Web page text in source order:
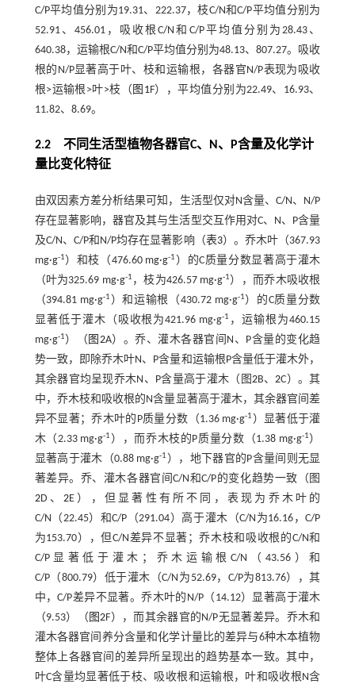
C/P平均值分别为19.31、222.37，枝C/N和C/P平均值分别为
52.91、456.01，吸收根C/N和C/P平均值分别为28.43、
640.38，运输根C/N和C/P平均值分别为48.13、807.27。吸收
根的N/P显著高于叶、枝和运输根，各器官N/P表现为吸收
根>运输根>叶>枝（ 图1F），平均值分别为22.49、16.93、
11.82、8.69。
2.2不同生活型植物各器官C、 N、 P含量及化学计
量比变化特征
由双因素方差分析结果可知，生活型仅对N含量、C/N、N/P
存在显著影响，器官及其与生活型交互作用对C、N、P含量
及C/N、C/P和N/P均存在显著影响（表3）。乔木叶（367.93
mg·g-1 ）和枝（476.60 mg·g-1 ）的C质量分数显著高于灌木
（叶为325.69 mg·g-1 ，枝为426.57 mg·g-1 ），而乔木吸收根
（394.81 mg·g-1 ）和运输根（430.72 mg·g-1 ）的C质量分数
显著低于灌木（吸收根为421.96 mg·g-1 ，运输根为460.15
mg·g-1 ）（ 图2A）。乔、灌木各器官间N、P含量的变化趋
势一致，即除乔木叶N、P含量和运输根P含量低于灌木外，
其余器官均呈现乔木N、P含量高于灌木（图2B、2C）。其
中，乔木枝和吸收根的N含量显著高于灌木，其余器官间差
异不显著；乔木叶的P质量分数（1.36 mg·g-1 ）显著低于灌
木（2.33 mg·g-1 ），而乔木枝的P质量分数（1.38 mg·g-1 ）
显著高于灌木（0.88 mg·g-1 ），地下器官的P含量间则无显
著差异。乔、灌木各器官间C/N和C/P的变化趋势一致（图
2D、2E），但显著性有所不同，表现为乔木叶的
C/N（22.45）和C/P（291.04）高于灌木（C/N为16.16，C/P
为153.70），但C/N差异不显著；乔木枝和吸收根的C/N和
C/P显著低于灌木；乔木运输根C/N（43.56）和
C/P（800.79）低于灌木（C/N为52.69，C/P为813.76），其
中，C/P差异不显著。乔木叶的N/P（14.12）显著高于灌木
（9.53）（ 图2F），而其余器官的N/P无显著差异。乔木和
灌木各器官间养分含量和化学计量比的差异与6种木本植物
整体上各器官间的差异所呈现出的趋势基本一致。其中，
叶C含量均显著低于枝、吸收根和运输根，叶和吸收根N含